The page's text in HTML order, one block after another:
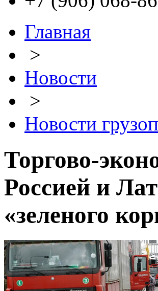
Главная
>
Новости
>
Новости
Торгово-
Россией и
«зеленого